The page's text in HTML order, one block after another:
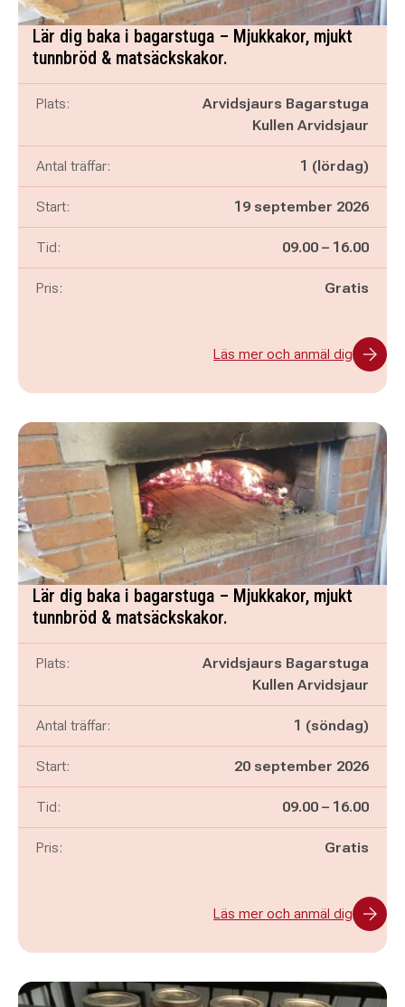
Lär dig baka i bagarstuga – Mjukkakor, mjukt
tunnbröd & matsäckskakor.
Plats:
Arvidsjaurs Bagarstuga
Kullen Arvidsjaur
Antal träffar: 1 (lördag)
Start: 19 september 2026
Tid: Pågår mellan
09.00 – och
16.00
Pris: Gratis
Läs mer och anmäl dig
Lär dig baka i bagarstuga – Mjukkakor, mjukt
tunnbröd & matsäckskakor.
Plats:
Arvidsjaurs Bagarstuga
Kullen Arvidsjaur
Antal träffar: 1 (söndag)
Start: 20 september 2026
Tid: Pågår mellan
09.00 – och
16.00
Pris: Gratis
Läs mer och anmäl dig